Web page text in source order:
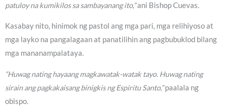
patuloy na kumikilos sa sambayanang ito,”ani Bishop Cuevas.
Kasabay nito, hinimok ng pastol ang mga pari, mga relihiyoso at
mga layko na pangalagaan at panatilihin ang pagbubuklod bilang
mga mananampalataya.
“Huwag nating hayaang magkawatak-watak tayo. Huwag nating
sirain ang pagkakaisang binigkis ng Espiritu Santo,”paalala ng
obispo.